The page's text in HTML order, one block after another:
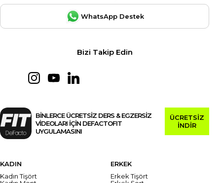
WhatsApp Destek
Bizi Takip Edin
BİNLERCE ÜCRETSİZ DERS & EGZERSİZ
VİDEOLARI İÇİN DEFACTOFIT
UYGULAMASINI
ÜCRETSİZ
İNDİR
KADIN
Kadın Tişört
ERKEK
Erkek Tişört